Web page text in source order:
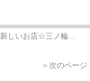
しいお店☆三ノ輪...
＞次のページ